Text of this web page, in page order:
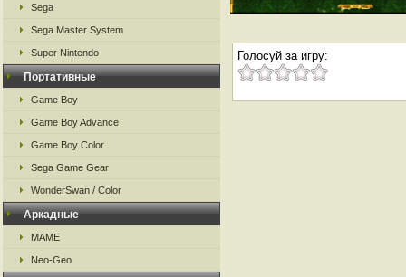
Sega
Sega Master System
Super Nintendo
Портативные
Game Boy
Game Boy Advance
Game Boy Color
Sega Game Gear
WonderSwan / Color
Аркадные
MAME
Neo-Geo
Голосуй за игру: